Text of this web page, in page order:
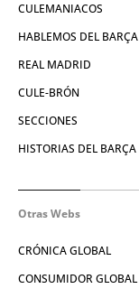
CULEMANIACOS
HABLEMOS DEL BARÇA
REAL MADRID
CULE-BRÓN
SECCIONES
HISTORIAS DEL BARÇA
Otras Webs
CRÓNICA GLOBAL
CONSUMIDOR GLOBAL